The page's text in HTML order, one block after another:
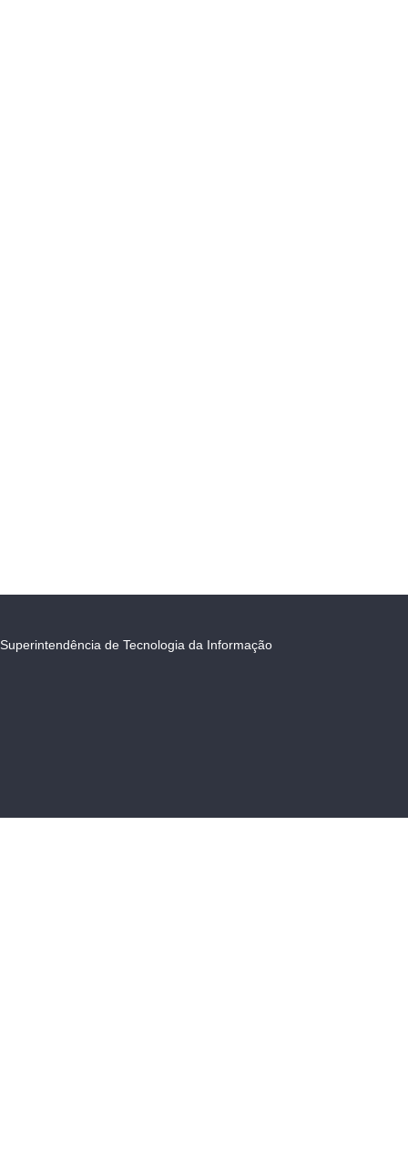
Superintendência de Tecnologia da Informação